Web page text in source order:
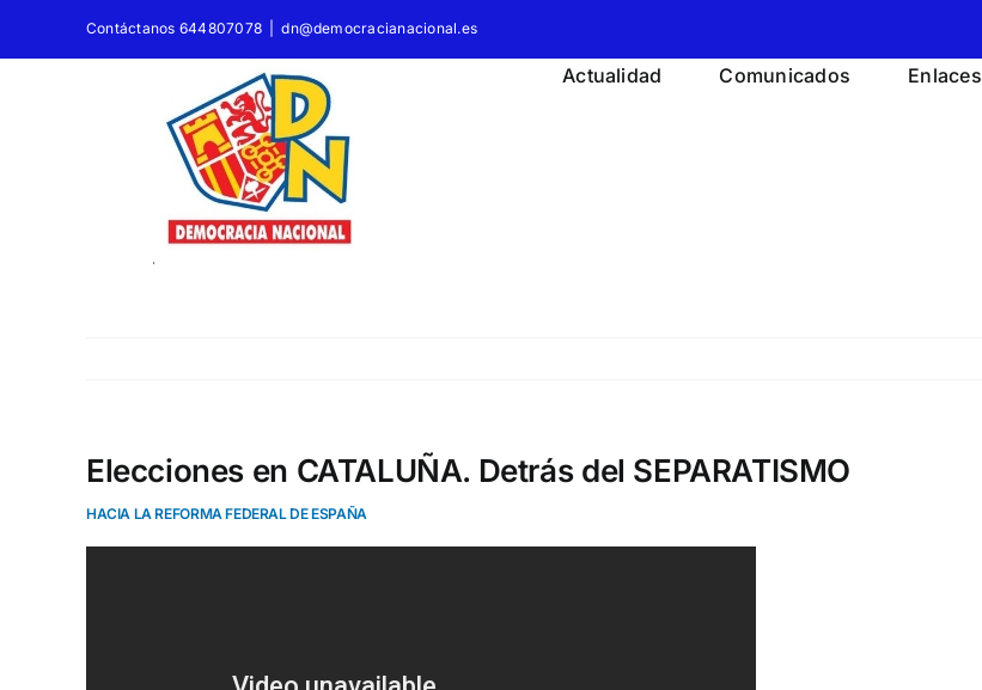
Contáctanos 644807078 dn@democracianacional.es
Actualidad Comunicados Enlaces
Elecciones en CATALUÑA. Detrás del SEPARATISMO
HACIA LA REFORMA FEDERAL DE ESPAÑA